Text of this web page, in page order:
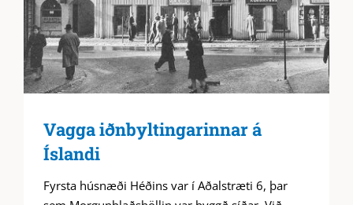
Vagga iðnbyltingarinnar á
Íslandi
Fyrsta húsnæði Héðins var í Aðalstræti 6, þar